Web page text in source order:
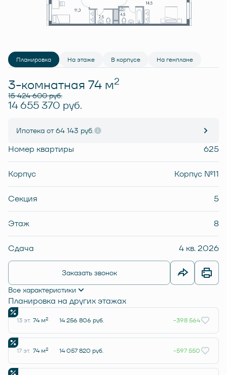
Планировка На этаже В корпусе На генплане
3-комнатная 74 м2
15 424 600 руб.
14 655 370 руб.
Ипотека от 64 143 руб.
Номер квартиры 625
Корпус Корпус №11
Секция 5
Этаж 8
Сдача 4 кв. 2026
Заказать звонок
Все характеристики
Планировка на других этажах
13 эт. 74 м2 14 256 806 руб. -398 564
17 эт. 74 м2 14 057 820 руб. -597 550